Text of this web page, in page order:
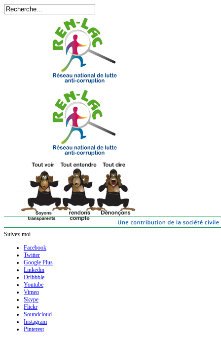
Suivez-moi
Facebook
Twitter
Google Plus
Linkedin
Dribbble
Youtube
Vimeo
Skype
Flickr
Soundcloud
Instagram
Pinterest